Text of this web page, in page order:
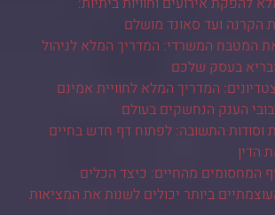
הקרנה ועד סאונד מושלם
המטבח המשרדי: המדריך המלא לניהול
בעסק שלכם
המדריך המלא לחוויית אמינם
הענק הנחשקים בעולם
וסודות התשובה: לפתוח דף חדש בחיים
הדין
המחסומים מהחיים: כיצד הכלים
ביותר יכולים לשנות את המציאות